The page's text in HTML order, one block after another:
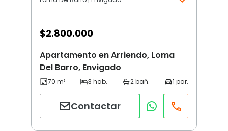
$2.800.000
Apartamento en Arriendo, Loma
Del Barro, Envigado
Contactar